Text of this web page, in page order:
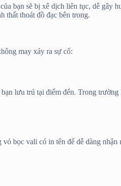
bạn sẽ bị xê dịch liên tục, dễ gây
thất thoát đồ đạc bên trong.
may xảy ra sự cố:
lưu trú tại điểm đến. Trong
bọc vali có in tên để dễ dàng